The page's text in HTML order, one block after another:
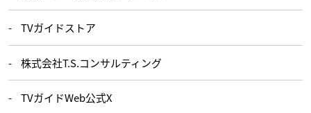
TVガイドストア
株式会社T.S.コンサルティング
TVガイドWeb公式X